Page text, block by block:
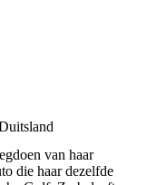
van haar
die haar dezelfde